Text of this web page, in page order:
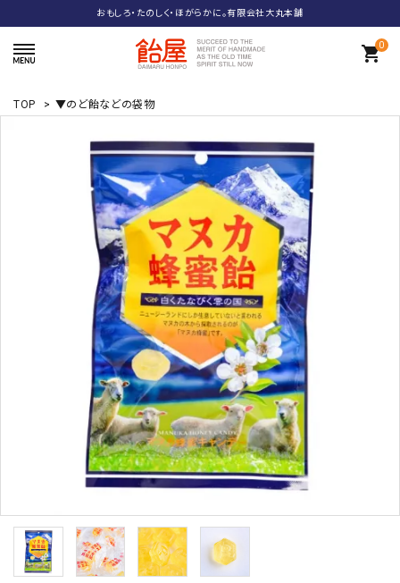
おもしろ・たのしく・ほがらかに。有限会社大丸本舗
0
shopping_cart
TOP > ▼のど飴などの袋物